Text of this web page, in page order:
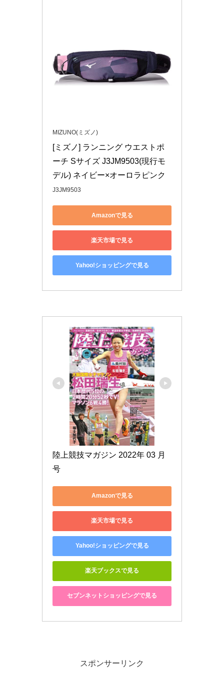
MIZUNO(ミズノ)
[ミズノ] ランニング ウエストポ
ーチ Sサイズ J3JM9503(現行モ
デル) ネイビー×オーロラピンク
J3JM9503
Amazonで見る
楽天市場で見る
Yahoo!ショッピングで見る
陸上競技マガジン 2022年 03 月
号
Amazonで見る
楽天市場で見る
Yahoo!ショッピングで見る
楽天ブックスで見る
セブンネットショッピングで見る
スポンサーリンク